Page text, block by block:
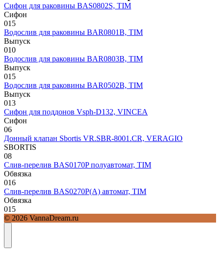
Сифон для раковины BAS0802S, TIM
Сифон
015
Водослив для раковины BAR0801B, TIM
Выпуск
010
Водослив для раковины BAR0803B, TIM
Выпуск
015
Водослив для раковины BAR0502B, TIM
Выпуск
013
Сифон для поддонов Vsph-D132, VINCEA
Сифон
06
Донный клапан Sbortis VR.SBR-8001.CR, VERAGIO
SBORTIS
08
Слив-перелив BAS0170P полуавтомат, TIM
Обвязка
016
Слив-перелив BAS0270P(A) автомат, TIM
Обвязка
015
© 2026 VannaDream.ru